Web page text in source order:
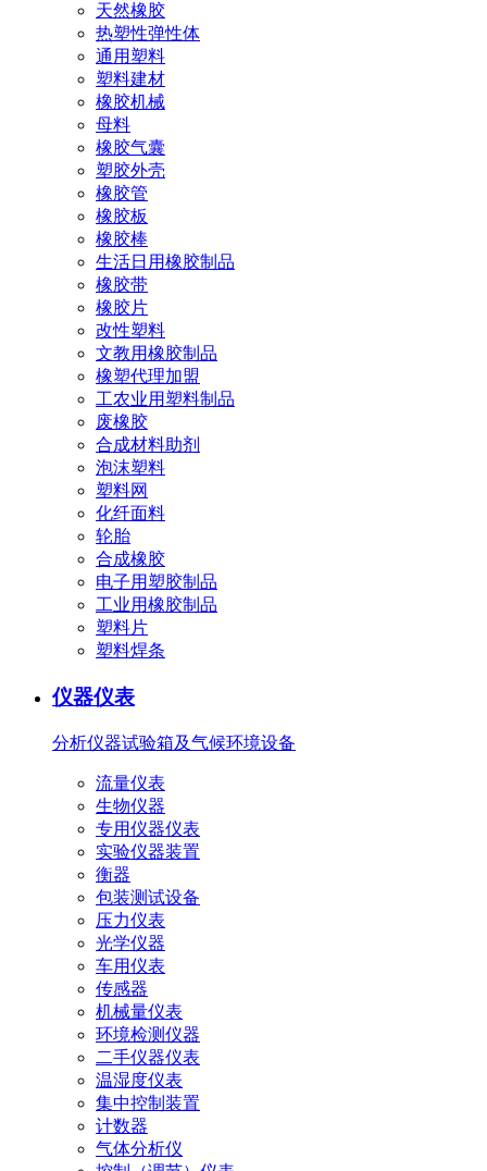
天然橡胶
热塑性弹性体
通用塑料
塑料建材
橡胶机械
母料
橡胶气囊
塑胶外壳
橡胶管
橡胶板
橡胶棒
生活日用橡胶制品
橡胶带
橡胶片
改性塑料
文教用橡胶制品
橡塑代理加盟
工农业用塑料制品
废橡胶
合成材料助剂
泡沫塑料
塑料网
化纤面料
轮胎
合成橡胶
电子用塑胶制品
工业用橡胶制品
塑料片
塑料焊条
仪器仪表
分析仪器试验箱及气候环境设备
流量仪表
生物仪器
专用仪器仪表
实验仪器装置
衡器
包装测试设备
压力仪表
光学仪器
车用仪表
传感器
机械量仪表
环境检测仪器
二手仪器仪表
温湿度仪表
集中控制装置
计数器
气体分析仪